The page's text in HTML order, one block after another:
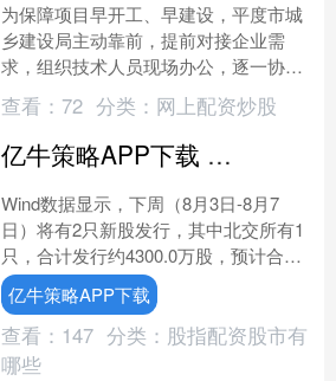
为保障项目早开工、早建设，平度市城
乡建设局主动靠前，提前对接企业需
求，组织技术人员现场办公，逐一协调
解决建设中的难点、堵点问题。 青岛鼎
拓荣安科技设备厂（个人独....
查看： 72 分类： 网上配资炒股
亿牛策略APP下载 下周将有2只新股发行，预计合计募资22.02亿元
Wind数据显示，下周（8月3日-8月7
日）将有2只新股发行，其中北交所有1
只，合计发行约4300.0万股，预计合计
募资22.02亿元。具体来看，8月3日发行
的....
亿牛策略APP下载
查看： 147 分类： 股指配资股市有
哪些